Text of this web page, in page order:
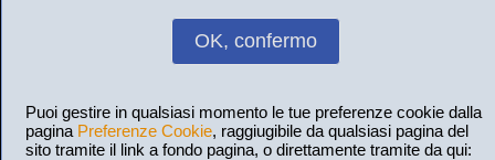
OK, confermo
Puoi gestire in qualsiasi momento le tue preferenze cookie dalla
pagina Preferenze Cookie, raggiugibile da qualsiasi pagina del
sito tramite il link a fondo pagina, o direttamente tramite da qui: